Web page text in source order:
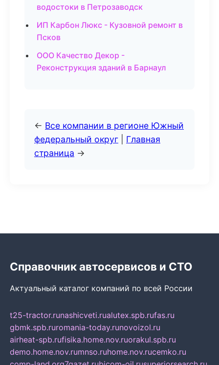
водостоки в Петрозаводск
ИП Карбон Люкс - Кузовной ремонт в
Псков
ООО Качество Декор -
Реконструкция зданий в Барнаул
← Все компании в регионе Южный
федеральный округ
Главная
страница →
Справочник автосервисов и СТО
Актуальный каталог компаний по всей России
t25-tractor.runashicveti.rualutex.spb.rufas.ru
gbmk.spb.ruromania-today.runovoizol.ru
airheat-spb.rufisika.home.nov.ruorakul.spb.ru
demo.home.nov.rumnso.ruhome.nov.rucemko.ru